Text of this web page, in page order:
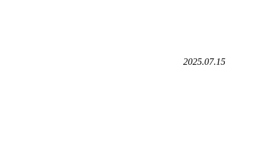
2025.07.15